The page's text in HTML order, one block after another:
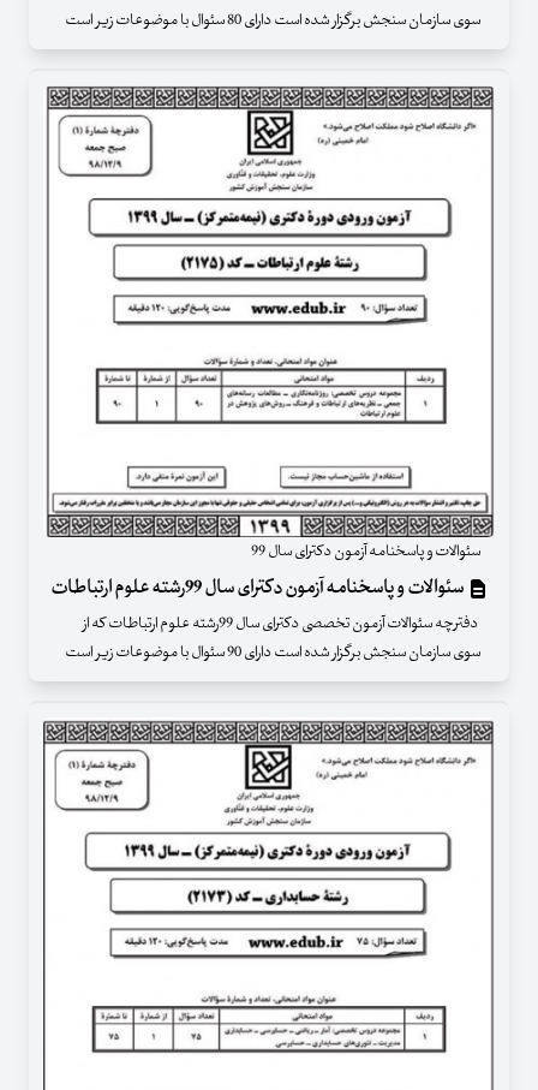
سوی سازمان سنجش برگزار شده است دارای 80 سئوال با موضوعات زیر است
سئوالات و پاسخنامه آزمون دکترای سال 99
سئوالات و پاسخنامه آزمون دکترای سال 99رشته علوم ارتباطات
دفترچه سئوالات آزمون تخصصی دکترای سال 99رشته علوم ارتباطات که از
سوی سازمان سنجش برگزار شده است دارای 90 سئوال با موضوعات زیر است